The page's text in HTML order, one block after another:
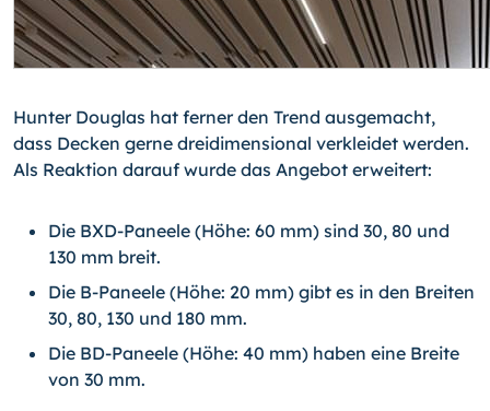
Hunter Douglas hat ferner den Trend ausgemacht,
dass Decken gerne dreidimensional verkleidet werden.
Als Reaktion darauf wurde das Angebot erweitert:
Die BXD-Paneele (Höhe: 60 mm) sind 30, 80 und
130 mm breit.
Die B-Paneele (Höhe: 20 mm) gibt es in den Breiten
30, 80, 130 und 180 mm.
Die BD-Paneele (Höhe: 40 mm) haben eine Breite
von 30 mm.